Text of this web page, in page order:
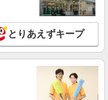
とりあえずキープ